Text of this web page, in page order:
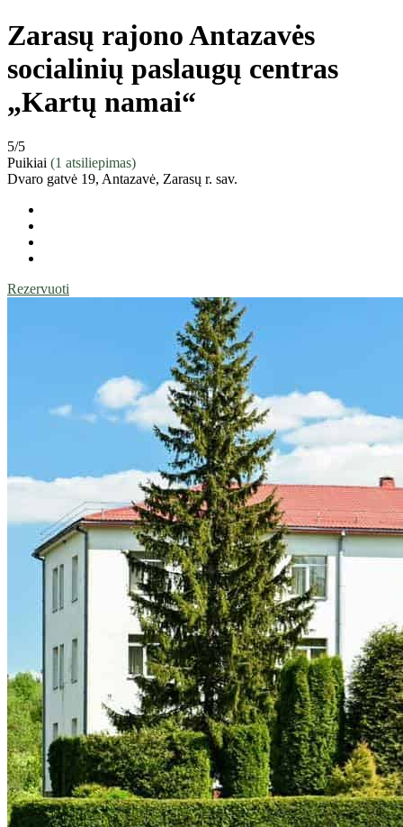
Zarasų rajono Antazavės
socialinių paslaugų centras
„Kartų namai“
5/5
Puikiai (1 atsiliepimas)
Dvaro gatvė 19, Antazavė, Zarasų r. sav.
Rezervuoti